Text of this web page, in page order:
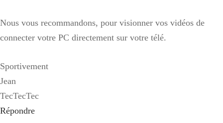
Nous vous recommandons, pour visionner vos vidéos de
connecter votre PC directement sur votre télé.
Sportivement
Jean
TecTecTec
Répondre